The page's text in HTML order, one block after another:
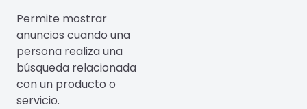
Permite mostrar
anuncios cuando una
persona realiza una
búsqueda relacionada
con un producto o
servicio.